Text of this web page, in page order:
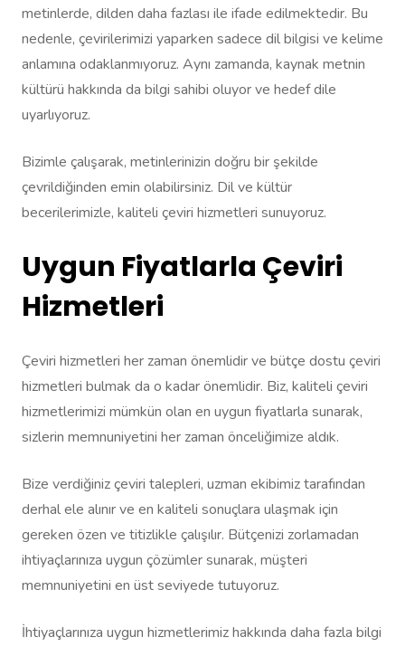
metinlerde, dilden daha fazlası ile ifade edilmektedir. Bu
nedenle, çevirilerimizi yaparken sadece dil bilgisi ve kelime
anlamına odaklanmıyoruz. Aynı zamanda, kaynak metnin
kültürü hakkında da bilgi sahibi oluyor ve hedef dile
uyarlıyoruz.
Bizimle çalışarak, metinlerinizin doğru bir şekilde
çevrildiğinden emin olabilirsiniz. Dil ve kültür
becerilerimizle, kaliteli çeviri hizmetleri sunuyoruz.
Uygun Fiyatlarla Çeviri
Hizmetleri
Çeviri hizmetleri her zaman önemlidir ve bütçe dostu çeviri
hizmetleri bulmak da o kadar önemlidir. Biz, kaliteli çeviri
hizmetlerimizi mümkün olan en uygun fiyatlarla sunarak,
sizlerin memnuniyetini her zaman önceliğimize aldık.
Bize verdiğiniz çeviri talepleri, uzman ekibimiz tarafından
derhal ele alınır ve en kaliteli sonuçlara ulaşmak için
gereken özen ve titizlikle çalışılır. Bütçenizi zorlamadan
ihtiyaçlarınıza uygun çözümler sunarak, müşteri
memnuniyetini en üst seviyede tutuyoruz.
İhtiyaçlarınıza uygun hizmetlerimiz hakkında daha fazla bilgi